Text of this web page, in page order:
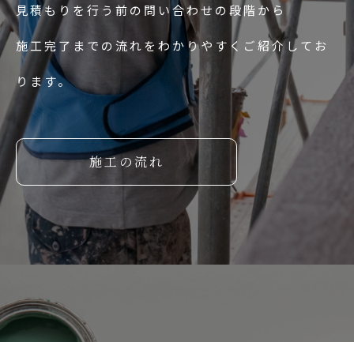
見積もりを行う前の問い合わせの段階から
施工完了までの流れをわかりやすくご紹介してお
ります。
施工の流れ